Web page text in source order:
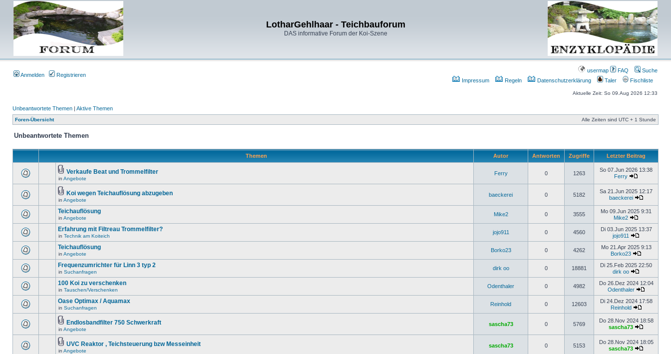
LotharGehlhaar - Teichbauforum
DAS informative Forum der Koi-Szene
Anmelden Registrieren
usermap FAQ
Suche
Impressum
Regeln Datenschutzerklärung Taler Fischliste
Aktuelle Zeit: So 09.Aug 2026 12:33
Unbeantwortete Themen | Aktive Themen
Foren-Übersicht Alle Zeiten sind UTC + 1 Stunde
Unbeantwortete Themen
Themen Autor Antworten Zugriffe Letzter Beitrag
Verkaufe Beat und Trommelfilter
in Angebote
Ferry 0 1263
So 07.Jun 2026 13:38
Ferry
Koi wegen Teichauflösung abzugeben
in Angebote
baeckerei 0 5182
Sa 21.Jun 2025 12:17
baeckerei
Teichauflösung
in Angebote
Mike2 0 3555
Mo 09.Jun 2025 9:31
Mike2
Erfahrung mit Filtreau Trommelfilter?
in Technik am Koiteich
jojo911 0 4560
Di 03.Jun 2025 13:37
jojo911
Teichauflösung
in Angebote
Borko23 0 4262
Mo 21.Apr 2025 9:13
Borko23
Frequenzumrichter für Linn 3 typ 2
in Suchanfragen
dirk oo 0 18881
Di 25.Feb 2025 22:50
dirk oo
100 Koi zu verschenken
in Tauschen/Verschenken
Odenthaler 0 4982
Do 26.Dez 2024 12:04
Odenthaler
Oase Optimax / Aquamax
in Suchanfragen
Reinhold 0 12603
Di 24.Dez 2024 17:58
Reinhold
Endlosbandfilter 750 Schwerkraft
in Angebote
sascha73 0 5769
Do 28.Nov 2024 18:58
sascha73
UVC Reaktor , Teichsteuerung bzw Messeinheit
in Angebote
sascha73 0 5153
Do 28.Nov 2024 18:05
sascha73